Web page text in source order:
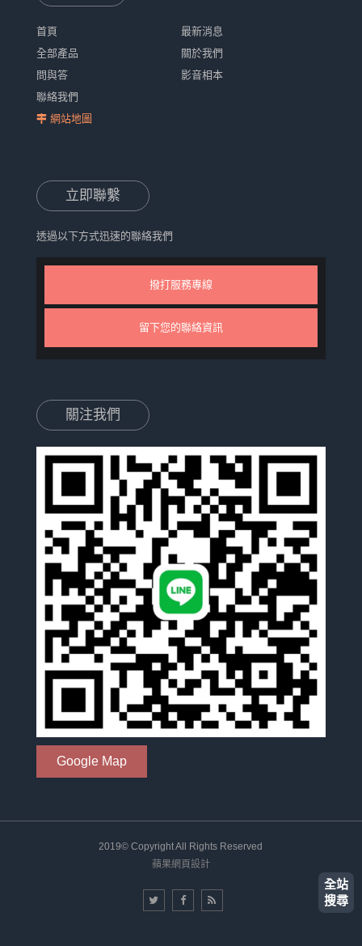
全站
搜尋
首頁
最新消息
全部產品
關於我們
問與答
影音相本
聯絡我們
網站地圖
立即聯繫
透過以下方式迅速的聯絡我們
撥打服務專線
留下您的聯絡資訊
關注我們
Google Map
2019© Copyright All Rights Reserved
蘋果網頁設計